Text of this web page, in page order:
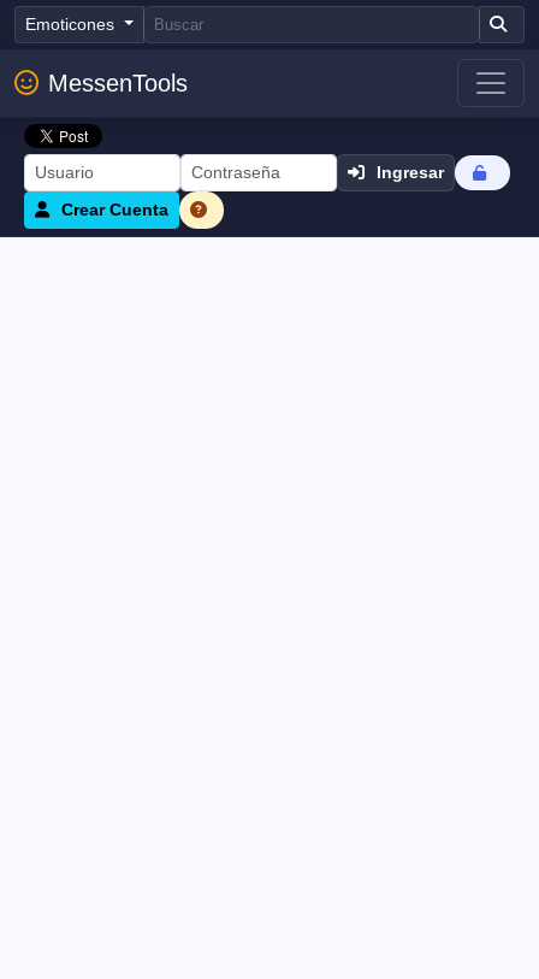
Emoticones
MessenTools
Ingresar
Crear Cuenta